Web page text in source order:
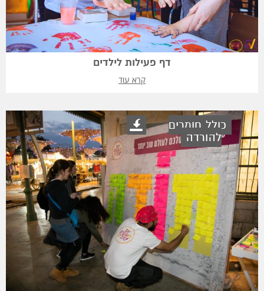
דף פעילות לילדים
קרא עוד
כולל חומרים
להורדה